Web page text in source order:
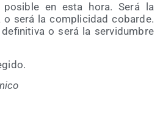
posi­ble en esta hora. Será la
o será la com­pli­ci­dad cobar­de.
o será la ser­vi­dum­bre